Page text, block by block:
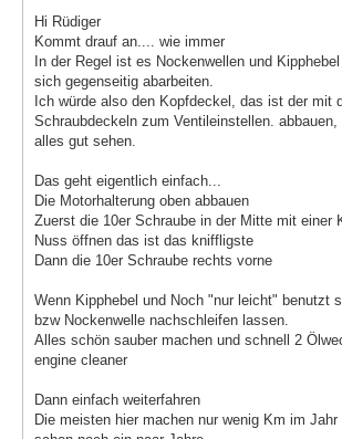
Hi Rüdiger
Kommt drauf an.... wie immer
In der Regel ist es Nockenwellen und
sich gegenseitig abarbeiten.
Ich würde also den Kopfdeckel, das ist der mit
Schraubdeckeln zum Ventileinstellen.
alles gut sehen.
Das geht eigentlich einfach...
Die Motorhalterung oben abbauen
Zuerst die 10er Schraube in der Mitte mit einer
Nuss öffnen das ist das kniffligste
Dann die 10er Schraube rechts vorne
Wenn Kipphebel und Noch "nur leicht" benutzt
bzw Nockenwelle nachschleifen lassen.
Alles schön sauber machen und schnell 2
engine cleaner
Dann einfach weiterfahren
Die meisten hier machen nur wenig Km im